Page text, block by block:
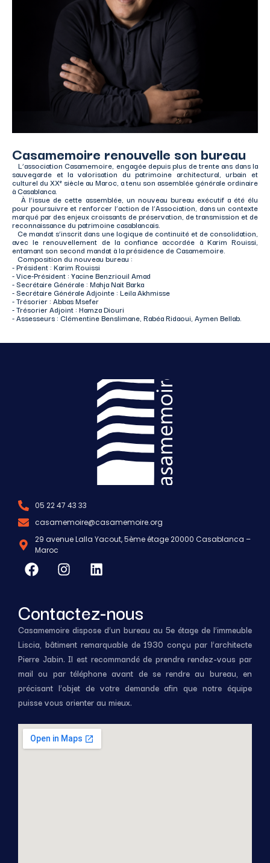
Casamemoire renouvelle son bureau
L’association Casamemoire, engagée depuis plus de trente ans dans la
sauvegarde et la valorisation du patrimoine architectural, urbain et
culturel du XXᵉ siècle au Maroc, a tenu son assemblée générale ordinaire
à Casablanca.
À l’issue de cette assemblée, un nouveau bureau exécutif a été élu
pour poursuivre et renforcer l’action de l’Association, dans un contexte
marqué par des enjeux croissants de préservation, de transmission et de
reconnaissance du patrimoine casablancais.
Ce mandat s’inscrit dans une logique de continuité et de consolidation,
avec le renouvellement de la confiance accordée à Karim Rouissi,
entamant son second mandat à la présidence de Casamemoire.
Composition du nouveau bureau :
- Président : Karim Rouissi
- Vice-Président : Yacine Benzriouil Amad
- Secrétaire Générale : Mahja Nait Barka
- Secrétaire Générale Adjointe : Leila Akhmisse
- Trésorier : Abbas Msefer
- Trésorier Adjoint : Hamza Diouri
- Assesseurs : Clémentine Benslimane, Rabéa Ridaoui, Aymen Bellab.
Contactez-nous
Casamemoire dispose d’un bureau au 5e étage de l’immeuble
Liscia, bâtiment remarquable de 1930 conçu par l’architecte
Pierre Jabin. Il est recommandé de prendre rendez-vous par
mail ou par téléphone avant de se rendre au bureau, en
précisant l’objet de votre demande afin que notre équipe
puisse vous orienter au mieux.
05 22 47 43 33
casamemoire@casamemoire.org
29 avenue Lalla Yacout, 5ème étage 20000 Casablanca –
Maroc